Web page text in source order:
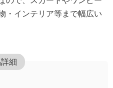
・インテリア等まで幅広い
細